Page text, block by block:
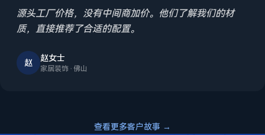
源头工厂价格，没有中间商加价。他们了解我们的材
质，直接推荐了合适的配置。
赵 赵女士
家居装饰 · 佛山
查看更多客户故事 →